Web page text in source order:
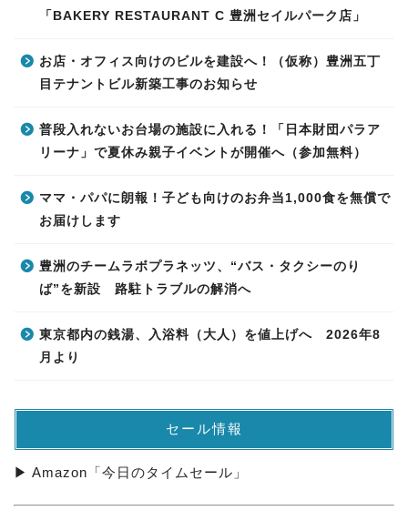
「BAKERY RESTAURANT C 豊洲セイルパーク店」
お店・オフィス向けのビルを建設へ！（仮称）豊洲五丁
目テナントビル新築工事のお知らせ
普段入れないお台場の施設に入れる！「日本財団パラア
リーナ」で夏休み親子イベントが開催へ（参加無料）
ママ・パパに朗報！子ども向けのお弁当1,000食を無償で
お届けします
豊洲のチームラボプラネッツ、“バス・タクシーのり
ば”を新設 路駐トラブルの解消へ
東京都内の銭湯、入浴料（大人）を値上げへ 2026年8
月より
セール情報
▶ Amazon「今日のタイムセール」